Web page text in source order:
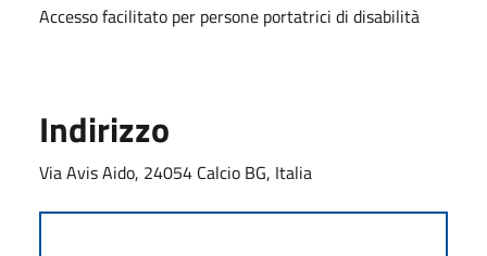
Accesso facilitato per persone portatrici di disabilità
Indirizzo
Via Avis Aido, 24054 Calcio BG, Italia